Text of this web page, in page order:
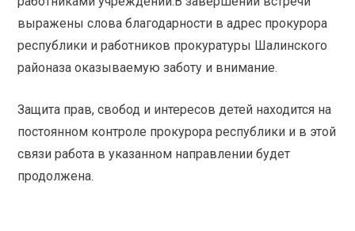
выражены слова благодарности в адрес прокурора
республики и работников прокуратуры Шалинского
районаза оказываемую заботу и внимание.
Защита прав, свобод и интересов детей находится на
постоянном контроле прокурора республики и в этой
связи работа в указанном направлении будет
продолжена.